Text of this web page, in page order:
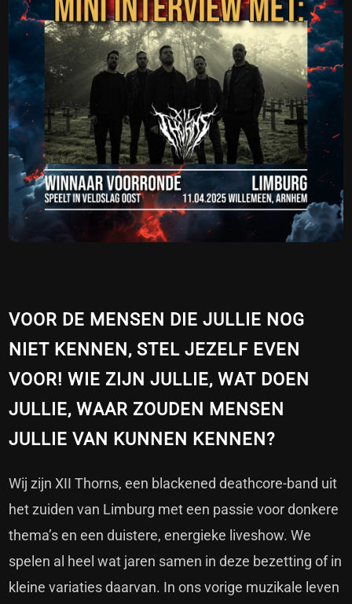
VOOR DE MENSEN DIE JULLIE NOG
NIET KENNEN, STEL JEZELF EVEN
VOOR! WIE ZIJN JULLIE, WAT DOEN
JULLIE, WAAR ZOUDEN MENSEN
JULLIE VAN KUNNEN KENNEN?
Wij zijn XII Thorns, een blackened deathcore-band uit
het zuiden van Limburg met een passie voor donkere
thema’s en een duistere, energieke liveshow. We
spelen al heel wat jaren samen in deze bezetting of in
kleine variaties daarvan. In ons vorige muzikale leven